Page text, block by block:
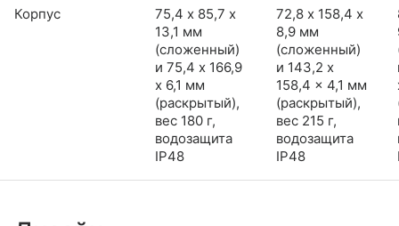
Корпус
75,4 х 85,7 х
13,1 мм
(сложенный)
и 75,4 x 166,9
x 6,1 мм
(раскрытый),
вес 180 г,
водозащита
IP48
72,8 х 158,4 х
8,9 мм
(сложенный)
и 143,2 x
158,4 x 4,1 мм
(раскрытый),
вес 215 г,
водозащита
IP48